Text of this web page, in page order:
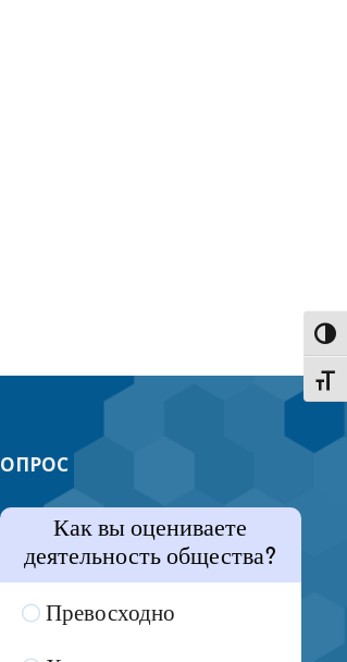
ОПРОС
Как вы оцениваете
деятельность общества?
Превосходно